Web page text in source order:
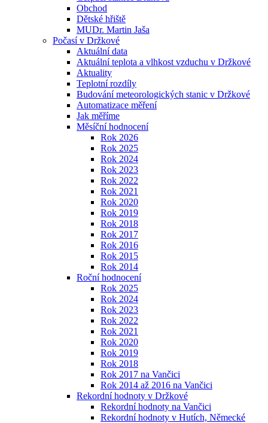
Obchod
Dětské hřiště
MUDr. Martin Jaša
Počasí v Držkové
Aktuální data
Aktuální teplota a vlhkost vzduchu v Držkové
Aktuality
Teplotní rozdíly
Budování meteorologických stanic v Držkové
Automatizace měření
Jak měříme
Měsíční hodnocení
Rok 2026
Rok 2025
Rok 2024
Rok 2023
Rok 2022
Rok 2021
Rok 2020
Rok 2019
Rok 2018
Rok 2017
Rok 2016
Rok 2015
Rok 2014
Roční hodnocení
Rok 2025
Rok 2024
Rok 2023
Rok 2022
Rok 2021
Rok 2020
Rok 2019
Rok 2018
Rok 2017 na Vančici
Rok 2014 až 2016 na Vančici
Rekordní hodnoty v Držkové
Rekordní hodnoty na Vančici
Rekordní hodnoty v Hutích, Německé